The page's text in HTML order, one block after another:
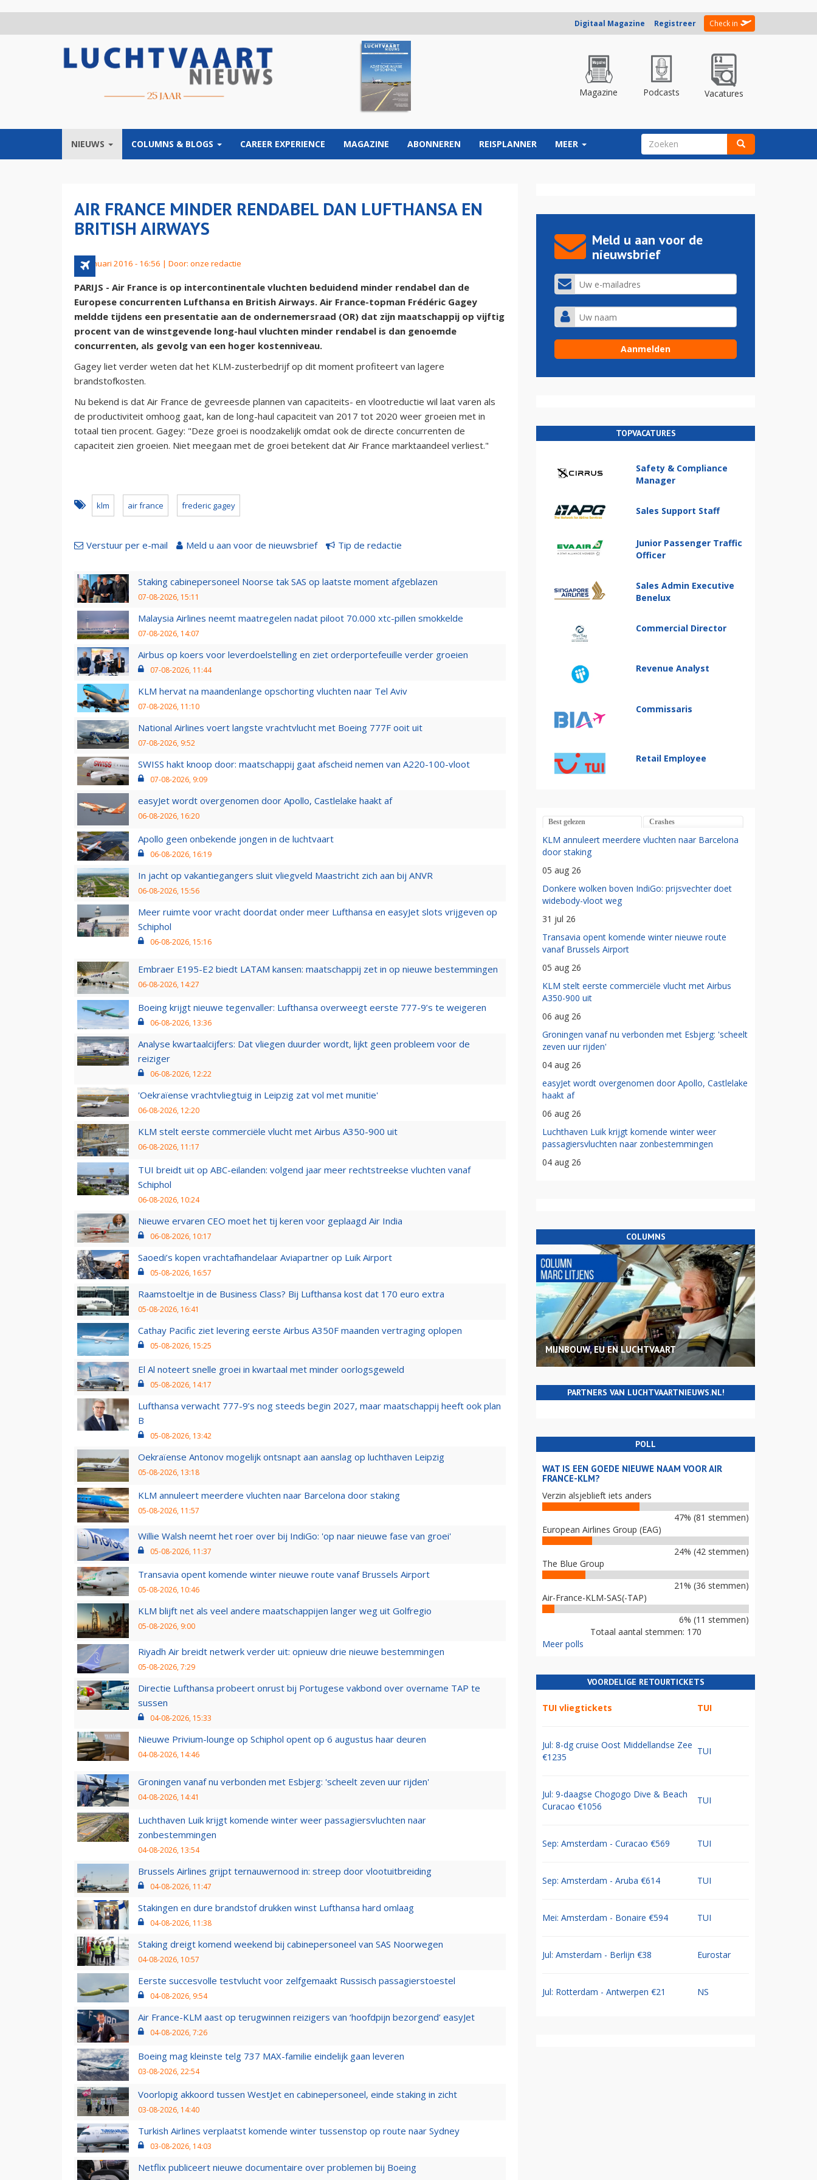
Digitaal Magazine Registreer Check in
Magazine Podcasts Vacatures
NIEUWS COLUMNS & BLOGS CAREER EXPERIENCE MAGAZINE ABONNEREN REISPLANNER MEER ZOEKVELD
AIR FRANCE MINDER RENDABEL DAN LUFTHANSA EN
BRITISH AIRWAYS
15 januari 2016 - 16:56 | Door: onze redactie
PARIJS - Air France is op intercontinentale vluchten beduidend minder rendabel dan de
Europese concurrenten Lufthansa en British Airways. Air France-topman Frédéric Gagey
meldde tijdens een presentatie aan de ondernemersraad (OR) dat zijn maatschappij op vijftig
procent van de winstgevende long-haul vluchten minder rendabel is dan genoemde
concurrenten, als gevolg van een hoger kostenniveau.
Gagey liet verder weten dat het KLM-zusterbedrijf op dit moment profiteert van lagere
brandstofkosten.
Nu bekend is dat Air France de gevreesde plannen van capaciteits- en vlootreductie wil laat varen als
de productiviteit omhoog gaat, kan de long-haul capaciteit van 2017 tot 2020 weer groeien met in
totaal tien procent. Gagey: "Deze groei is noodzakelijk omdat ook de directe concurrenten de
capaciteit zien groeien. Niet meegaan met de groei betekent dat Air France marktaandeel verliest."
klm air france frederic gagey
Verstuur per e-mail Meld u aan voor de nieuwsbrief Tip de redactie
Staking cabinepersoneel Noorse tak SAS op laatste moment afgeblazen
07-08-2026, 15:11
Malaysia Airlines neemt maatregelen nadat piloot 70.000 xtc-pillen smokkelde
07-08-2026, 14:07
Airbus op koers voor leverdoelstelling en ziet orderportefeuille verder groeien
07-08-2026, 11:44
KLM hervat na maandenlange opschorting vluchten naar Tel Aviv
07-08-2026, 11:10
National Airlines voert langste vrachtvlucht met Boeing 777F ooit uit
07-08-2026, 9:52
SWISS hakt knoop door: maatschappij gaat afscheid nemen van A220-100-vloot
07-08-2026, 9:09
easyJet wordt overgenomen door Apollo, Castlelake haakt af
06-08-2026, 16:20
Apollo geen onbekende jongen in de luchtvaart
06-08-2026, 16:19
In jacht op vakantiegangers sluit vliegveld Maastricht zich aan bij ANVR
06-08-2026, 15:56
Meer ruimte voor vracht doordat onder meer Lufthansa en easyJet slots vrijgeven op
Schiphol
06-08-2026, 15:16
Embraer E195-E2 biedt LATAM kansen: maatschappij zet in op nieuwe bestemmingen
06-08-2026, 14:27
Boeing krijgt nieuwe tegenvaller: Lufthansa overweegt eerste 777-9’s te weigeren
06-08-2026, 13:36
Analyse kwartaalcijfers: Dat vliegen duurder wordt, lijkt geen probleem voor de
reiziger
06-08-2026, 12:22
'Oekraïense vrachtvliegtuig in Leipzig zat vol met munitie'
06-08-2026, 12:20
KLM stelt eerste commerciële vlucht met Airbus A350-900 uit
06-08-2026, 11:17
TUI breidt uit op ABC-eilanden: volgend jaar meer rechtstreekse vluchten vanaf
Schiphol
06-08-2026, 10:24
Nieuwe ervaren CEO moet het tij keren voor geplaagd Air India
06-08-2026, 10:17
Saoedi’s kopen vrachtafhandelaar Aviapartner op Luik Airport
05-08-2026, 16:57
Raamstoeltje in de Business Class? Bij Lufthansa kost dat 170 euro extra
05-08-2026, 16:41
Cathay Pacific ziet levering eerste Airbus A350F maanden vertraging oplopen
05-08-2026, 15:25
El Al noteert snelle groei in kwartaal met minder oorlogsgeweld
05-08-2026, 14:17
Lufthansa verwacht 777-9’s nog steeds begin 2027, maar maatschappij heeft ook plan
B
05-08-2026, 13:42
Oekraïense Antonov mogelijk ontsnapt aan aanslag op luchthaven Leipzig
05-08-2026, 13:18
KLM annuleert meerdere vluchten naar Barcelona door staking
05-08-2026, 11:57
Willie Walsh neemt het roer over bij IndiGo: 'op naar nieuwe fase van groei'
05-08-2026, 11:37
Transavia opent komende winter nieuwe route vanaf Brussels Airport
05-08-2026, 10:46
KLM blijft net als veel andere maatschappijen langer weg uit Golfregio
05-08-2026, 9:00
Riyadh Air breidt netwerk verder uit: opnieuw drie nieuwe bestemmingen
05-08-2026, 7:29
Directie Lufthansa probeert onrust bij Portugese vakbond over overname TAP te
sussen
04-08-2026, 15:33
Nieuwe Privium-lounge op Schiphol opent op 6 augustus haar deuren
04-08-2026, 14:46
Groningen vanaf nu verbonden met Esbjerg: 'scheelt zeven uur rijden'
04-08-2026, 14:41
Luchthaven Luik krijgt komende winter weer passagiersvluchten naar
zonbestemmingen
04-08-2026, 13:54
Brussels Airlines grijpt ternauwernood in: streep door vlootuitbreiding
04-08-2026, 11:47
Stakingen en dure brandstof drukken winst Lufthansa hard omlaag
04-08-2026, 11:38
Staking dreigt komend weekend bij cabinepersoneel van SAS Noorwegen
04-08-2026, 10:57
Eerste succesvolle testvlucht voor zelfgemaakt Russisch passagierstoestel
04-08-2026, 9:54
Air France-KLM aast op terugwinnen reizigers van ‘hoofdpijn bezorgend’ easyJet
04-08-2026, 7:26
Boeing mag kleinste telg 737 MAX-familie eindelijk gaan leveren
03-08-2026, 22:54
Voorlopig akkoord tussen WestJet en cabinepersoneel, einde staking in zicht
03-08-2026, 14:40
Turkish Airlines verplaatst komende winter tussenstop op route naar Sydney
03-08-2026, 14:03
Netflix publiceert nieuwe documentaire over problemen bij Boeing
Meld u aan voor de
nieuwsbrief
TOPVACATURES
Safety & Compliance
Manager
Sales Support Staff
Junior Passenger Traffic
Officer
Sales Admin Executive
Benelux
Commercial Director
Revenue Analyst
Commissaris
Retail Employee
Best gelezen Crashes
KLM annuleert meerdere vluchten naar Barcelona
door staking
05 aug 26
Donkere wolken boven IndiGo: prijsvechter doet
widebody-vloot weg
31 jul 26
Transavia opent komende winter nieuwe route
vanaf Brussels Airport
05 aug 26
KLM stelt eerste commerciële vlucht met Airbus
A350-900 uit
06 aug 26
Groningen vanaf nu verbonden met Esbjerg: 'scheelt
zeven uur rijden'
04 aug 26
easyJet wordt overgenomen door Apollo, Castlelake
haakt af
06 aug 26
Luchthaven Luik krijgt komende winter weer
passagiersvluchten naar zonbestemmingen
04 aug 26
COLUMNS
MIJNBOUW, EU EN LUCHTVAART
PARTNERS VAN LUCHTVAARTNIEUWS.NL!
POLL
WAT IS EEN GOEDE NIEUWE NAAM VOOR AIR
FRANCE-KLM?
Verzin alsjeblieft iets anders
47% (81 stemmen)
European Airlines Group (EAG)
24% (42 stemmen)
The Blue Group
21% (36 stemmen)
Air-France-KLM-SAS(-TAP)
6% (11 stemmen)
Totaal aantal stemmen: 170
Meer polls
VOORDELIGE RETOURTICKETS
TUI vliegtickets TUI
Jul: 8-dg cruise Oost Middellandse Zee
€1235
TUI
Jul: 9-daagse Chogogo Dive & Beach
Curacao €1056
TUI
Sep: Amsterdam - Curacao €569 TUI
Sep: Amsterdam - Aruba €614 TUI
Mei: Amsterdam - Bonaire €594 TUI
Jul: Amsterdam - Berlijn €38 Eurostar
Jul: Rotterdam - Antwerpen €21 NS